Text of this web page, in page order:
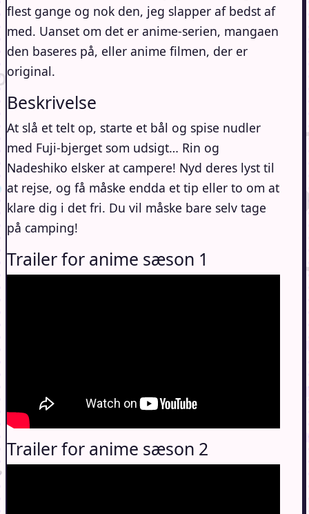
flest gange og nok den, jeg slapper af bedst af
med. Uanset om det er anime-serien, mangaen
den baseres på, eller anime filmen, der er
original.
Beskrivelse
At slå et telt op, starte et bål og spise nudler
med Fuji-bjerget som udsigt… Rin og
Nadeshiko elsker at campere! Nyd deres lyst til
at rejse, og få måske endda et tip eller to om at
klare dig i det fri. Du vil måske bare selv tage
på camping!
Trailer for anime sæson 1
Trailer for anime sæson 2